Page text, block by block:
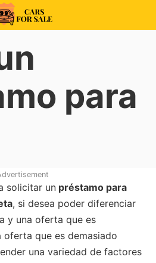
para
solicitar un préstamo para
, si desea poder diferenciar
y una oferta que es
oferta que es demasiado
una variedad de factores